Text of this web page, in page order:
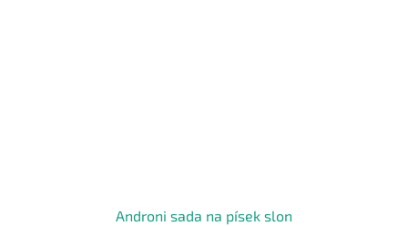
Androni sada na písek slon